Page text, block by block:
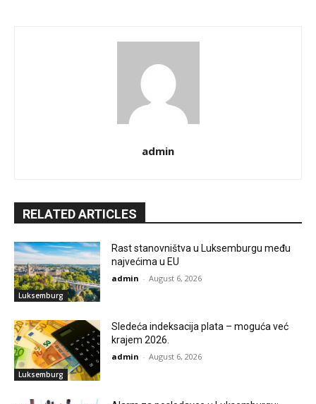
admin
RELATED ARTICLES
Luksemburg
Rast stanovništva u Luksemburgu među
najvećima u EU
admin - August 6, 2026
Luksemburg
Sledeća indeksacija plata – moguća već
krajem 2026.
admin - August 6, 2026